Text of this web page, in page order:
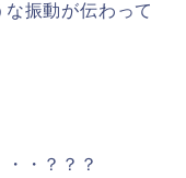
振動が伝わって
・？？？